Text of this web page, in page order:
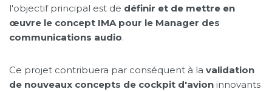
l'objectif principal est de définir et de mettre en
œuvre le concept IMA pour le Manager des
communications audio.
Ce projet contribuera par conséquent à la validation
de nouveaux concepts de cockpit d'avion innovants